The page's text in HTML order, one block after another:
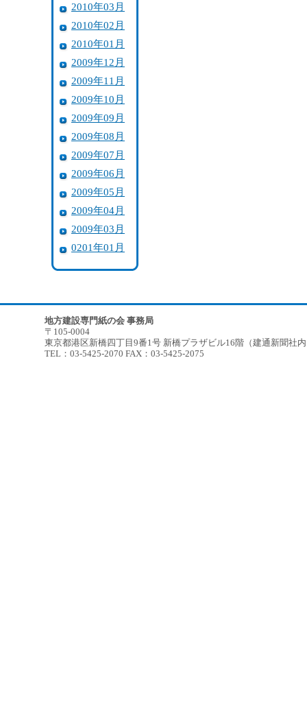
2010年03月
2010年02月
2010年01月
2009年12月
2009年11月
2009年10月
2009年09月
2009年08月
2009年07月
2009年06月
2009年05月
2009年04月
2009年03月
0201年01月
地方建設専門紙の会 事務局
〒105-0004
東京都港区新橋四丁目9番1号 新橋プラザビル16階（建通新聞社
TEL：03-5425-2070 FAX：03-5425-2075